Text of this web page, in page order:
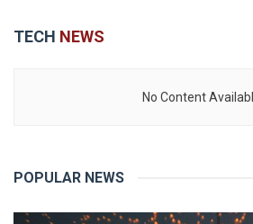
TECH NEWS
No Content
POPULAR NEWS